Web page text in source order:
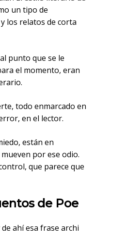
un tipo de
los relatos de corta
punto que se le
el momento, eran
todo enmarcado en
en el lector.
están en
por ese odio.
que parece que
de Poe
ahí esa frase archi